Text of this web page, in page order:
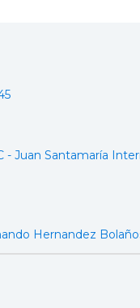
- Juan Santamaría
Hernandez